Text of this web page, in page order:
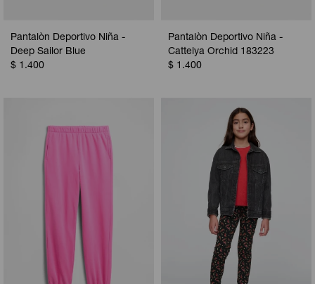
Pantalòn Deportivo Niña -
Deep Sailor Blue
$ 1.400
Pantalòn Deportivo Niña -
Cattelya Orchid 183223
$ 1.400